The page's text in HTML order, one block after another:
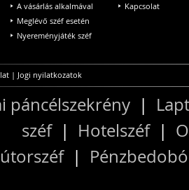
A vásárlás alkalmával
Meglévő széf esetén
Nyereményjáték széf
Kapcsolat
| Jogi nyilatkozatok
páncélszekrény |
széf| Hotelszéf|
|